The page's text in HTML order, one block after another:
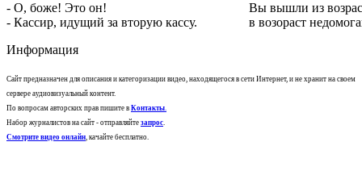
- О, боже! Это он!
- Кассир, идущий за вторую кассу.
Вы вышли из
в возораст
Информация
Сайт предназначен для описания и категоризации видео, находящегося в сети Интернет, и не хранит на своем
сервере аудиовизуальный контент.
По вопросам авторских прав пишите в Контакты.
Набор журналистов на сайт - отправляйте запрос.
Смотрите видео онлайн, качайте бесплатно.